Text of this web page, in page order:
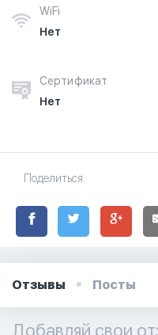
WiFi
Нет
Сертификат
Нет
Поделиться:
Отзывы Посты
Добавляй свои